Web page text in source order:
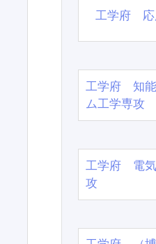
工学府 応
工学府 知能
ム工学専攻
工学府 電気
攻